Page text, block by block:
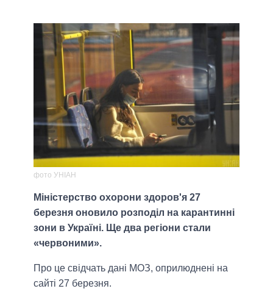
фото УНІАН
Міністерство охорони здоров'я 27
березня оновило розподіл на карантинні
зони в Україні. Ще два регіони стали
«червоними».
Про це свідчать дані МОЗ, оприлюднені на
сайті 27 березня.